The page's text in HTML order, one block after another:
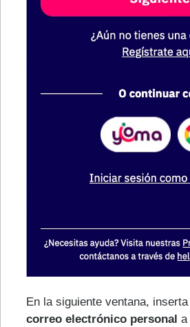
En la siguiente ventana,
correo electrónico personal a